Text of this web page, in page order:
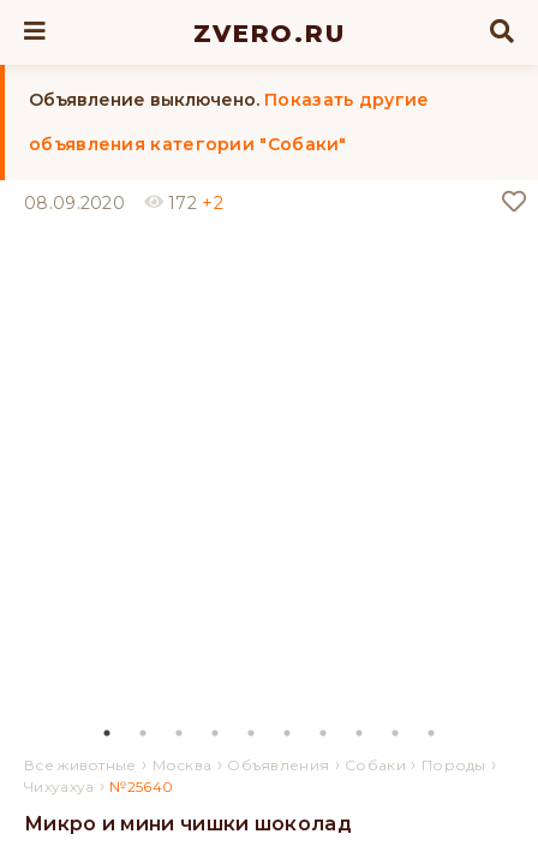
ZVERO.RU
Объявление выключено. Показать другие
объявления категории "Собаки"
08.09.2020 172 +2
Все животные › Москва › Объявления › Собаки › Породы ›
Чихуахуа › №25640
Микро и мини чишки шоколад